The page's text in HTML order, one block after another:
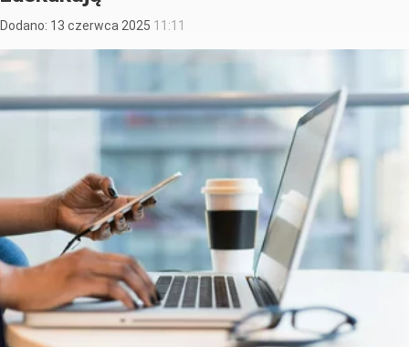
Dodano: 13 czerwca 2025 11:11